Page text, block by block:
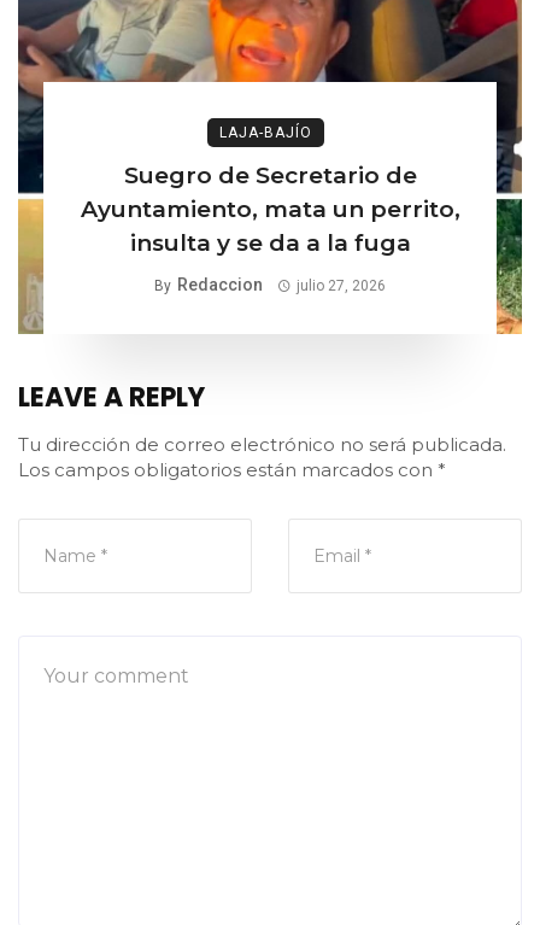
LAJA-BAJÍO
Suegro de Secretario de
Ayuntamiento, mata un perrito,
insulta y se da a la fuga
By Redaccion julio 27, 2026
LEAVE A REPLY
Tu dirección de correo electrónico no será publicada.
Los campos obligatorios están marcados con *